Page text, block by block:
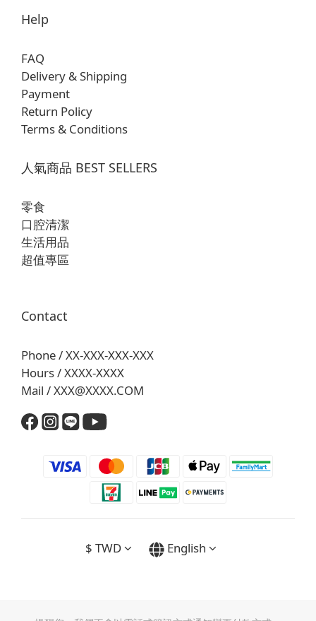
Help
FAQ
Delivery & Shipping
Payment
Return Policy
Terms & Conditions
人氣商品 BEST SELLERS
零食
口腔清潔
生活用品
超值專區
Contact
Phone / XX-XXX-XXX-XXX
Hours / XXXX-XXXX
Mail / XXX@XXXX.COM
$ TWD English